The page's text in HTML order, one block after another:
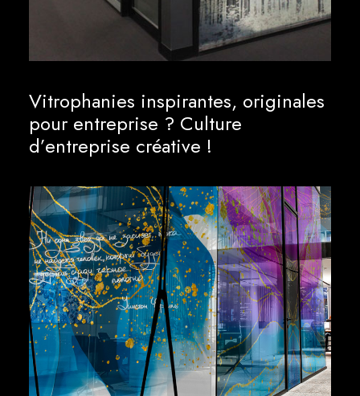
Vitrophanies inspirantes, originales
pour entreprise ? Culture
d’entreprise créative !